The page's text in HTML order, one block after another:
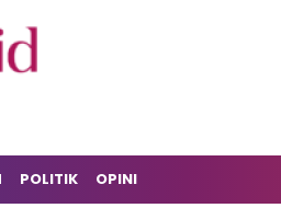
POLITIK OPINI